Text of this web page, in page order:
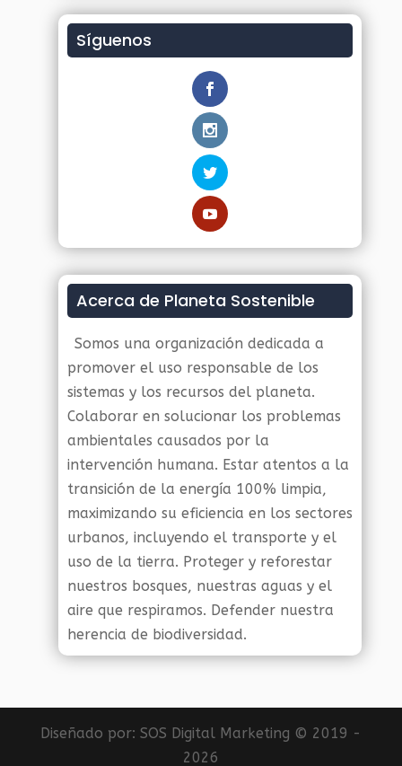
Síguenos
Acerca de Planeta Sostenible
Somos una organización dedicada a
promover el uso responsable de los
sistemas y los recursos del planeta.
Colaborar en solucionar los problemas
ambientales causados por la
intervención humana. Estar atentos a la
transición de la energía 100% limpia,
maximizando su eficiencia en los sectores
urbanos, incluyendo el transporte y el
uso de la tierra. Proteger y reforestar
nuestros bosques, nuestras aguas y el
aire que respiramos. Defender nuestra
herencia de biodiversidad.
Diseñado por:SOS Digital Marketing © 2019 -
2026